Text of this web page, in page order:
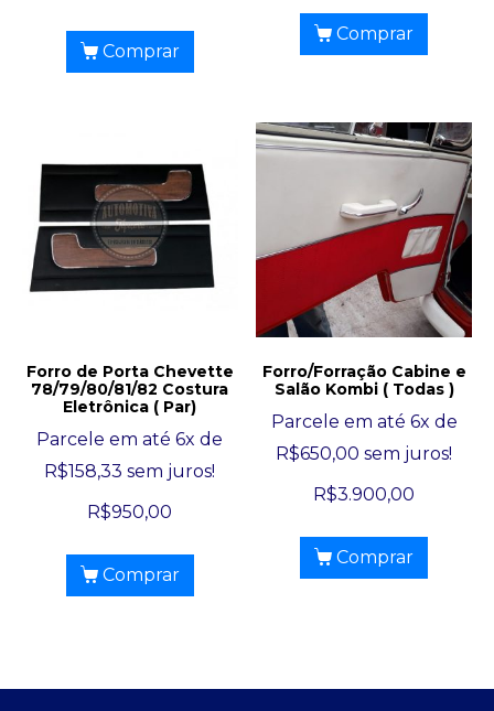
Comprar
Comprar
Forro de Porta Chevette
78/79/80/81/82 Costura
Eletrônica ( Par)
Parcele em até 6x de
R$158,33 sem juros!
R$950,00
Comprar
Forro/Forração Cabine e
Salão Kombi ( Todas )
Parcele em até 6x de
R$650,00 sem juros!
R$3.900,00
Comprar